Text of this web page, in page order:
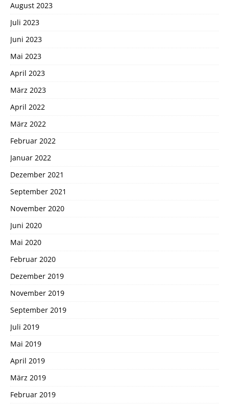
August 2023
Juli 2023
Juni 2023
Mai 2023
April 2023
März 2023
April 2022
März 2022
Februar 2022
Januar 2022
Dezember 2021
September 2021
November 2020
Juni 2020
Mai 2020
Februar 2020
Dezember 2019
November 2019
September 2019
Juli 2019
Mai 2019
April 2019
März 2019
Februar 2019